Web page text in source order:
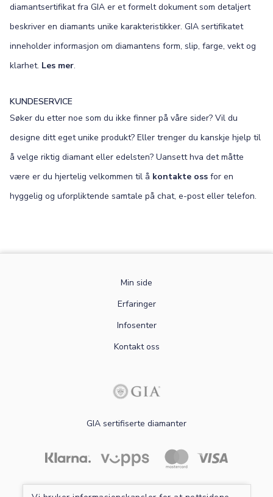
diamantsertifikat fra GIA er et formelt dokument som detaljert
beskriver en diamants unike karakteristikker. GIA sertifikatet
inneholder informasjon om diamantens form, slip, farge, vekt og
klarhet. Les mer.
KUNDESERVICE
Søker du etter noe som du ikke finner på våre sider? Vil du
designe ditt eget unike produkt? Eller trenger du kanskje hjelp til
å velge riktig diamant eller edelsten? Uansett hva det måtte
være er du hjertelig velkommen til å kontakte oss for en
hyggelig og uforpliktende samtale på chat, e-post eller telefon.
Min side
Erfaringer
Infosenter
Kontakt oss
GIA sertifiserte diamanter
Les mer om sikker betaling